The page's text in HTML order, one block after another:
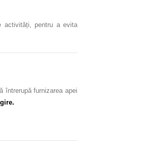
activități, pentru a evita
întrerupă furnizarea apei